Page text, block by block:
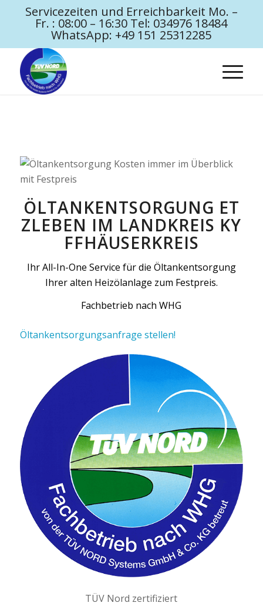
Servicezeiten und Erreichbarkeit Mo. –
Fr. : 08:00 – 16:30 Tel: 034976 18484
WhatsApp: +49 151 25312285
ÖLTANKENTSORGUNG ET
ZLEBEN IM LANDKREIS KY
FFHÄUSERKREIS
Ihr All-In-One Service für die Öltankentsorgung
Ihrer alten Heizölanlage zum Festpreis.
Fachbetrieb nach WHG
Öltankentsorgungsanfrage stellen!
TÜV Nord zertifiziert